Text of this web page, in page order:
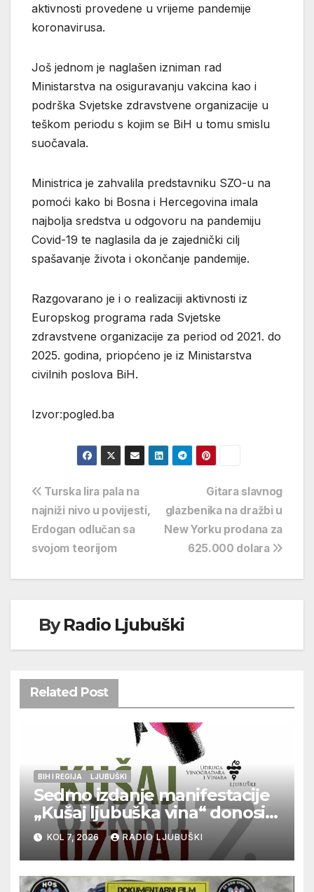
aktivnosti provedene u vrijeme pandemije
koronavirusa.
Još jednom je naglašen izniman rad
Ministarstva na osiguravanju vakcina kao i
podrška Svjetske zdravstvene organizacije u
teškom periodu s kojim se BiH u tomu smislu
suočavala.
Ministrica je zahvalila predstavniku SZO-u na
pomoći kako bi Bosna i Hercegovina imala
najbolja sredstva u odgovoru na pandemiju
Covid-19 te naglasila da je zajednički cilj
spašavanje života i okončanje pandemije.
Razgovarano je i o realizaciji aktivnosti iz
Europskog programa rada Svjetske
zdravstvene organizacije za period od 2021. do
2025. godina, priopćeno je iz Ministarstva
civilnih poslova BiH.
Izvor:pogled.ba
Navigacija
objava
Gitara slavnog
glazbenika na dražbi u
New Yorku prodana za
625.000 dolara
Turska lira pala na
najniži nivo u povijesti,
Erdogan odlučan sa
svojom teorijom
ByRadio Ljubuški
Related Post
BIH I REGIJA LJUBUŠKI
Sedmo izdanje manifestacije
„Kušaj ljubuška vina“ donosi
vrhunska vina, gastronomiju i
glazbu
KOL 7, 2026 RADIO LJUBUŠKI